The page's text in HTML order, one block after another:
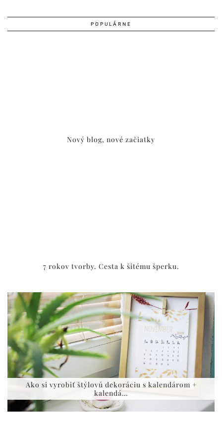
POPULÁRNE
Nový blog, nové začiatky
7 rokov tvorby. Cesta k šitému šperku.
Ako si vyrobiť štýlovú dekoráciu s kalendárom +
kalendá…